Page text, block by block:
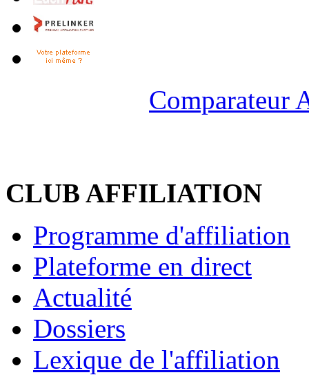
Comparateur
CLUB AFFILIATION
Programme d'affiliation
Plateforme en direct
Actualité
Dossiers
Lexique de l'affiliation